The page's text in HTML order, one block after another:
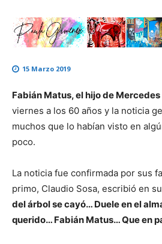
15 Marzo 2019
Fabián Matus, el hijo de Mercedes
viernes a los 60 años y la noticia
muchos que lo habían visto en
poco.
La noticia fue confirmada por sus
primo, Claudio Sosa, escribió en
del árbol se cayó… Duele en el
querido… Fabián Matus… Que en